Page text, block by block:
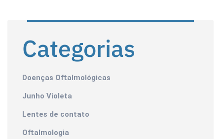
Categorias
Doenças Oftalmológicas
Junho Violeta
Lentes de contato
Oftalmologia